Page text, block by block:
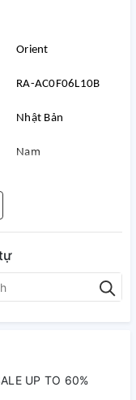
Orient
RA-AC0F06L10B
Nhật Bản
Nam
12 mm
UP TO 60%